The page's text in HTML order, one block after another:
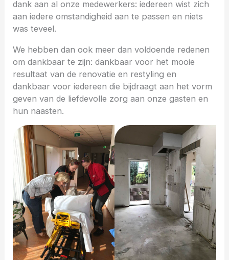
dank aan al onze medewerkers: iedereen wist zich
aan iedere omstandigheid aan te passen en niets
was teveel.
We hebben dan ook meer dan voldoende redenen
om dankbaar te zijn: dankbaar voor het mooie
resultaat van de renovatie en restyling en
dankbaar voor iedereen die bijdraagt aan het vorm
geven van de liefdevolle zorg aan onze gasten en
hun naasten.